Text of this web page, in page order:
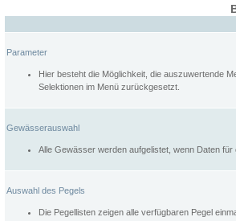
Parameter
Hier besteht die Möglichkeit, die auszuwertende
Selektionen im Menü zurückgesetzt.
Gewässerauswahl
Alle Gewässer werden aufgelistet, wenn Daten
Auswahl des Pegels
Die Pegellisten zeigen alle verfügbaren Pegel